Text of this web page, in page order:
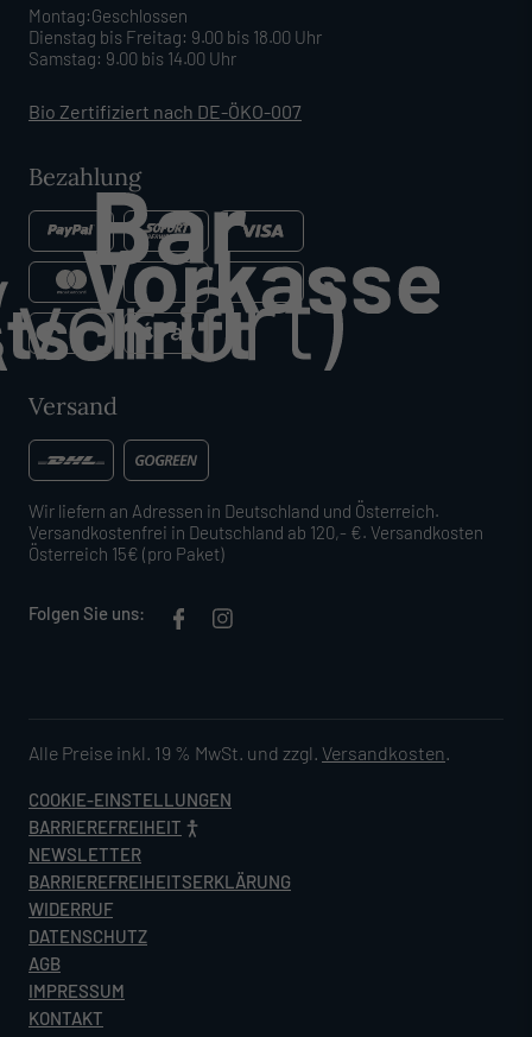
Montag:Geschlossen
Dienstag bis Freitag: 9.00 bis 18.00 Uhr
Samstag: 9.00 bis 14.00 Uhr
Bio Zertifiziert nach DE-ÖKO-007
Bezahlung
Versand
Wir liefern an Adressen in Deutschland und Österreich.
Versandkostenfrei in Deutschland ab 120,- €. Versandkosten
Österreich 15€ (pro Paket)
Folgen Sie uns:
Alle Preise inkl. 19 % MwSt. und zzgl. Versandkosten.
COOKIE-EINSTELLUNGEN
BARRIEREFREIHEIT
NEWSLETTER
BARRIEREFREIHEITSERKLÄRUNG
WIDERRUF
DATENSCHUTZ
AGB
IMPRESSUM
KONTAKT